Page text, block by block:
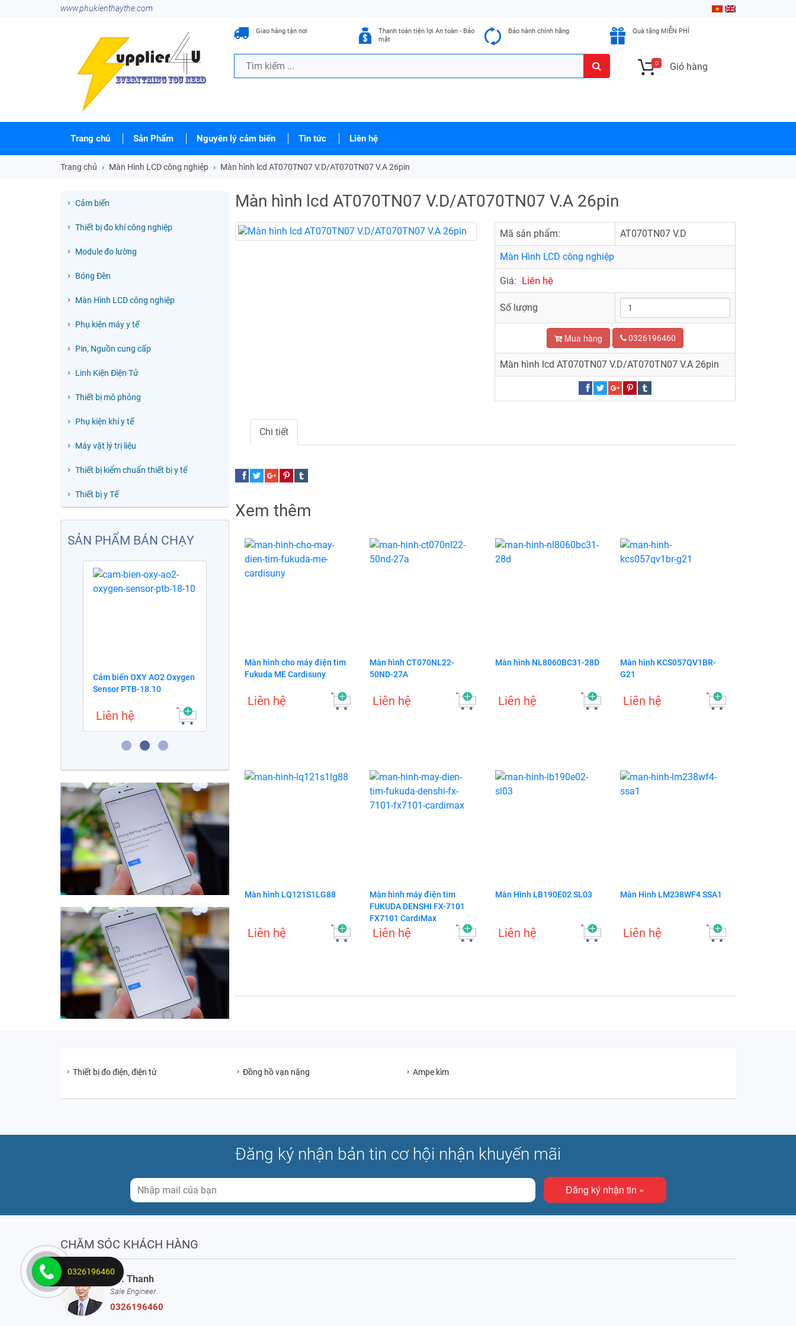
0326196460
www.phukienthaythe.com
Giao hàng tận nơi
Thanh toán tiện lợi An toàn - Bảo
mật
Bảo hành chính hãng Quà tặng MIỄN PHÍ
0 Giỏ hàng
Trang chủ Sản Phẩm Nguyên lý cảm biến Tin tức Liên hệ
Trang chủ Màn Hình LCD công nghiệp Màn hình lcd AT070TN07 V.D/AT070TN07 V.A 26pin
Màn hình lcd AT070TN07 V.D/AT070TN07 V.A 26pin
Mã sản phẩm: AT070TN07 V.D
Màn Hình LCD công nghiệp
Giá: Liên hệ
Số lượng
Mua hàng 0326196460
Màn hình lcd AT070TN07 V.D/AT070TN07 V.A 26pin
Chi tiết
Xem thêm
Màn hình cho máy điện tim
Fukuda ME Cardisuny
Liên hệ
Màn hình CT070NL22-
50ND-27A
Liên hệ
Màn hình NL8060BC31-28D
Liên hệ
Màn hình KCS057QV1BR-
G21
Liên hệ
Màn hình LQ121S1LG88
Liên hệ
Màn hình máy điện tim
FUKUDA DENSHI FX-7101
FX7101 CardiMax
Liên hệ
Màn Hình LB190E02 SL03
Liên hệ
Màn Hình LM238WF4 SSA1
Liên hệ
Cảm biến
Thiết bị đo khí công nghiệp
Module đo lường
Bóng Đèn
Màn Hình LCD công nghiệp
Phụ kiện máy y tế
Pin, Nguồn cung cấp
Linh Kiện Điện Tử
Thiết bị mô phỏng
Phụ kiện khí y tế
Máy vật lý trị liệu
Thiết bị kiểm chuẩn thiết bị y tế
Thiết bị y Tế
SẢN PHẨM BÁN CHẠY
Cảm biến OXY AO2 Oxygen
Sensor PTB-18.10
Liên hệ
Cảm biến OXY AO3 Oxygen
Thiết bị đo điện, điện tử Đồng hồ vạn năng Ampe kìm
Đăng ký nhận bản tin cơ hội nhận khuyến mãi
Đăng ký nhận tin »
CHĂM SÓC KHÁCH HÀNG
Mr. Thanh
Sale Engineer
0326196460